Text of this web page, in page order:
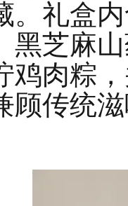
。礼盒
黑芝麻
鸡肉粽
顾传统